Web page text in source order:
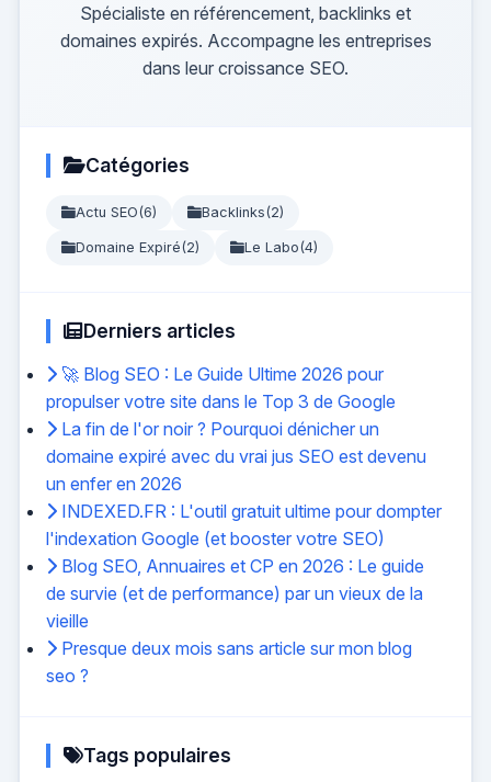
Spécialiste en référencement, backlinks et
domaines expirés. Accompagne les entreprises
dans leur croissance SEO.
Catégories
Actu SEO(6) Backlinks(2)
Domaine Expiré(2) Le Labo(4)
Derniers articles
🚀 Blog SEO : Le Guide Ultime 2026 pour
propulser votre site dans le Top 3 de Google
La fin de l'or noir ? Pourquoi dénicher un
domaine expiré avec du vrai jus SEO est devenu
un enfer en 2026
INDEXED.FR : L'outil gratuit ultime pour dompter
l'indexation Google (et booster votre SEO)
Blog SEO, Annuaires et CP en 2026 : Le guide
de survie (et de performance) par un vieux de la
vieille
Presque deux mois sans article sur mon blog
seo ?
Tags populaires